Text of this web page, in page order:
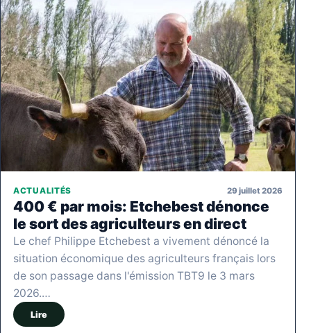
ACTUALITÉS 29 juillet 2026
400 € par mois: Etchebest dénonce
le sort des agriculteurs en direct
Le chef Philippe Etchebest a vivement dénoncé la
situation économique des agriculteurs français lors
de son passage dans l'émission TBT9 le 3 mars
2026.…
Lire